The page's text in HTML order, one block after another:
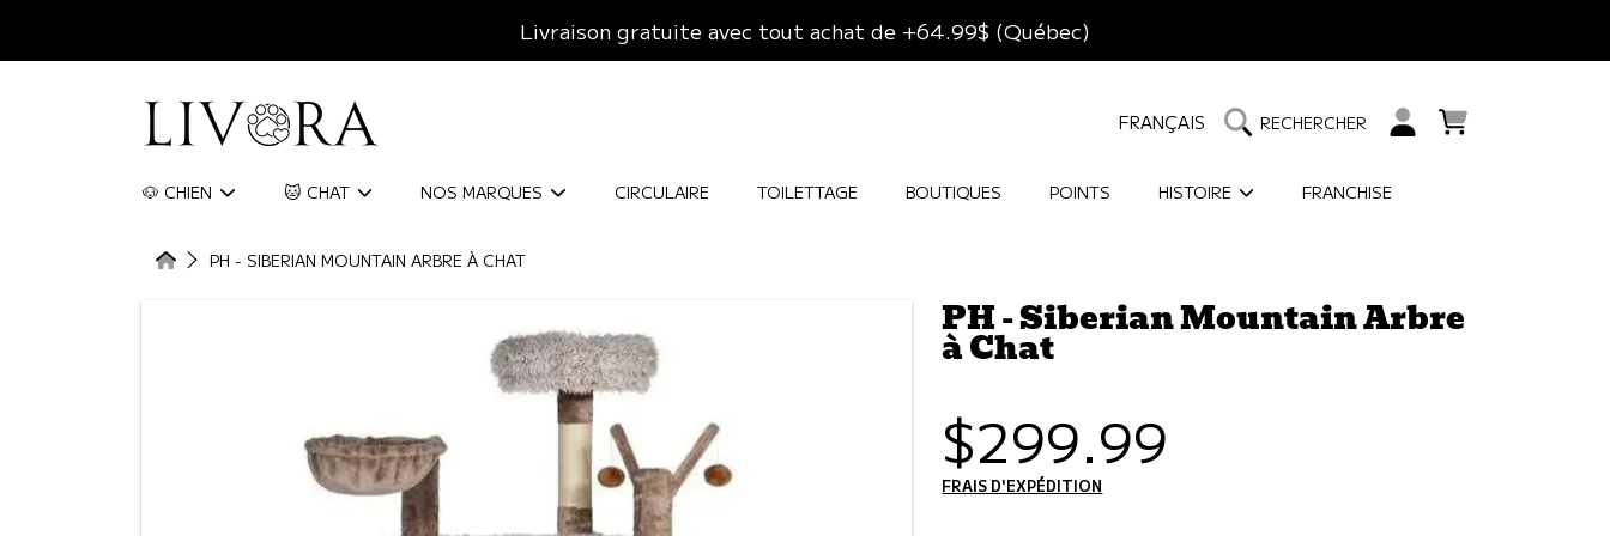
Livraison gratuite avec tout achat de +64.99$ (Québec)
FRANÇAIS RECHERCHERCONNEXION
CHARIOT
🐶 CHIEN 🐱 CHAT NOS MARQUES CIRCULAIRE TOILETTAGE BOUTIQUES POINTS HISTOIRE FRANCHISE
HOMEPH - SIBERIAN MOUNTAIN ARBRE À CHAT
ALLER AUX INFORMATIONS DU PRODUIT
PH - Siberian Mountain Arbre
à Chat
Prix
habituel
$299.99
FRAIS D'EXPÉDITION